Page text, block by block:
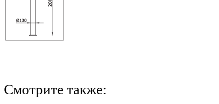
Смотрите также: